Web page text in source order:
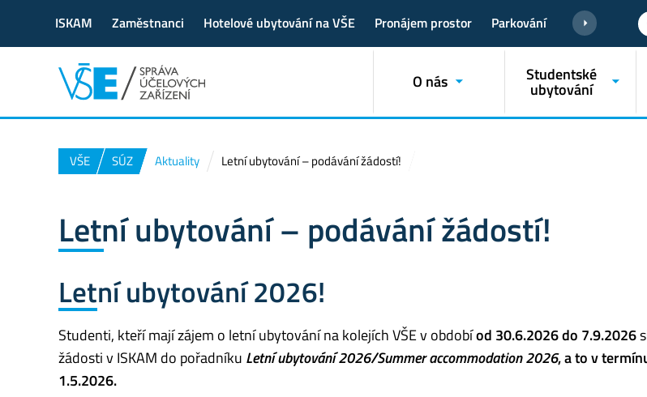
ISKAM Zaměstnanci Hotelové ubytování na VŠE Pronájem prostor Parkování
O nás Studentské
ubytování
VŠE SÚZ Aktuality Letní ubytování – podávání žádostí!
Letní ubytování – podávání žádostí!
Letní ubytování 2026!
Studenti, kteří mají zájem o letní ubytování na kolejích VŠE v obdobíod 30.6.2026 do 7.9.2026
žádosti v ISKAM do pořadníku Letní ubytování 2026/Summer accommodation 2026,a to v
1.5.2026.